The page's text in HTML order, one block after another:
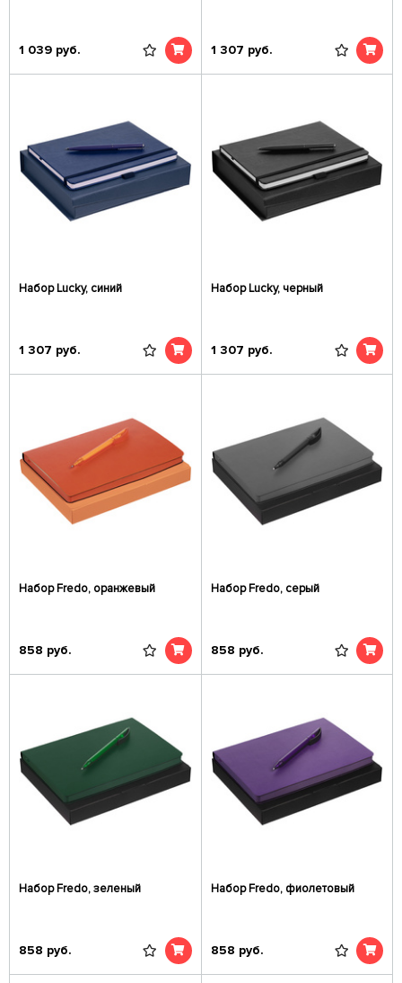
1 039 руб. 1 307 руб.
Набор Lucky, синий
1 307 руб.
Набор Lucky, черный
1 307 руб.
Набор Fredo, оранжевый
858 руб.
Набор Fredo, серый
858 руб.
Набор Fredo, зеленый
858 руб.
Набор Fredo, фиолетовый
858 руб.